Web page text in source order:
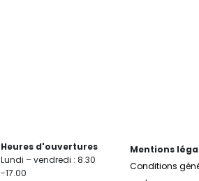
Heures d'ouvertures
Lundi – vendredi : 8.30
-17.00
Mentions
Conditions